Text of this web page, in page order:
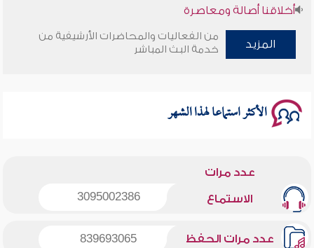
أخلاقنا أصالة ومعاصرة
وأمنهم من خوف 9
المزيد
من الفعاليات والمحاضرات الأرشيفية من
خدمة البث المباشر
الأكثر استماعا لهذا الشهر
عدد مرات
الاستماع 3095002386
عدد مرات الحفظ 839693065